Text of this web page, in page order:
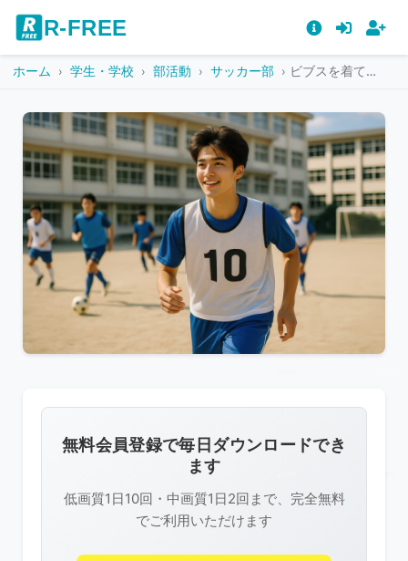
R-FREE
ホーム 学生・学校 部活動 サッカー部 ビブスを着てサッカーをする笑顔の男子学生
像
は
R-
FREE
無料会員登録で毎日ダウンロードでき
ます
低画質1日10回・中画質1日2回まで、完全無料
でご利用いただけます